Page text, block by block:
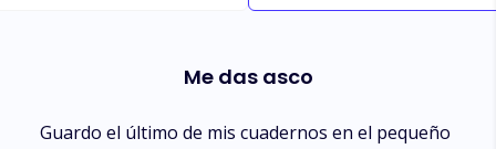
conoce a Raven quien lo rechaza repetidamente, pero no se rinde,
resto, donde la ambición y el orgullo se encuentran y ambos luchan por
Me das asco
Guardo el último de mis cuadernos en el pequeño